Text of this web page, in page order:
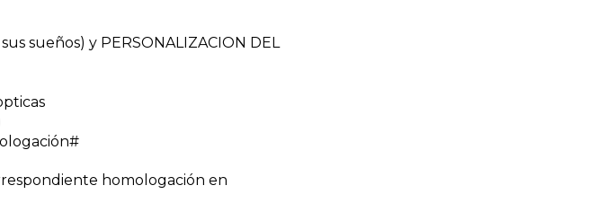
sueños) y PERSONALIZACION DEL
homologación en